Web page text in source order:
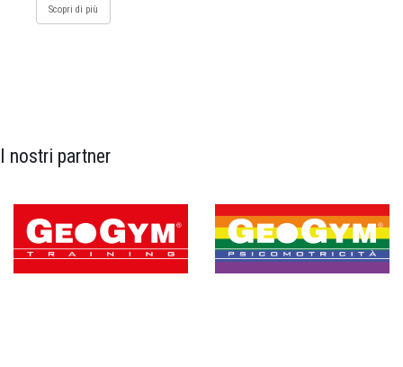
Scopri di più
I nostri partner